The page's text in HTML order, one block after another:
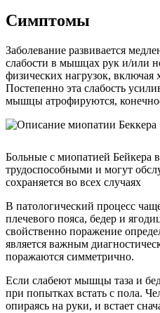
Симптомы
Заболевание развивается
слабости в мышцах рук и/или
физических нагрузок, включая
Постепенно эта слабость
мышцы атрофируются,
Больные с миопатией Бейкера
трудоспособными и могут
сохраняется во всех случаях
В патологический процесс
плечевого пояса, бедер и
свойственно поражение
является важным
поражаются симметрично.
Если слабеют мышцы таза и
при попытках встать с пола.
опираясь на руки, и встает